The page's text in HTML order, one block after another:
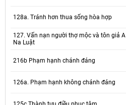
128a. Tránh hơn thua sống hòa hợp
127. Vấn nạn người thợ mộc và tôn giả A
Na Luật
216b Phạm hạnh chánh đáng
126a. Phạm hạnh không chánh đáng